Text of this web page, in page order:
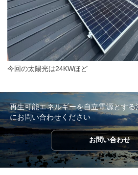
今回の太陽光は24KWほど
再生可能エネルギーを自立電源とする
にお問い合わせください
お問い合わせ